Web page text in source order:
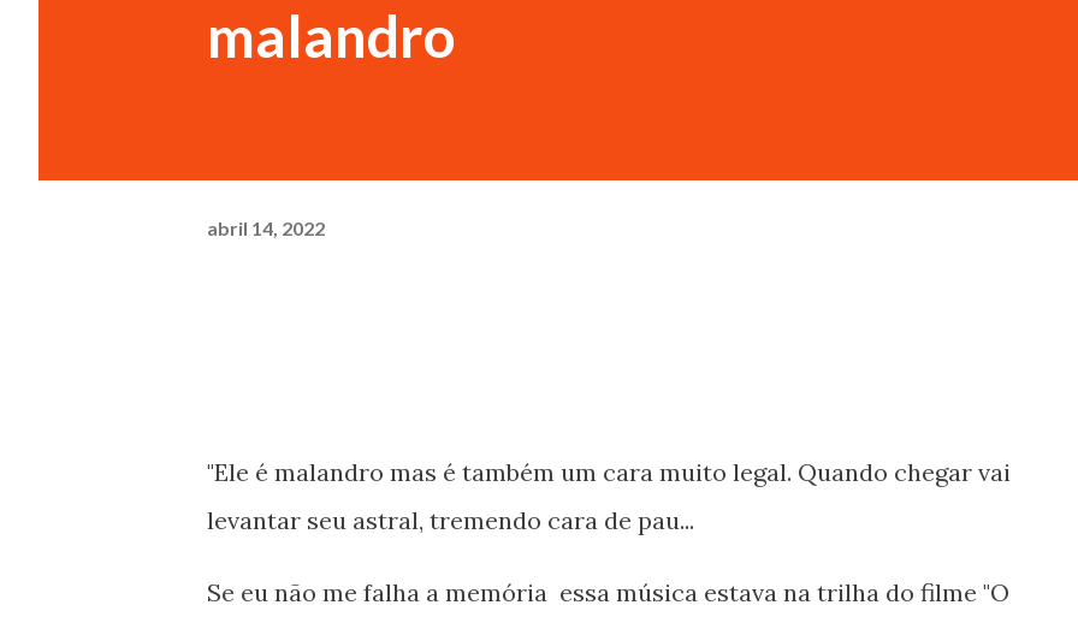
malandro
abril 14, 2022
"Ele é malandro mas é também um cara muito legal. Quando chegar vai
levantar seu astral, tremendo cara de pau...
Se eu não me falha a memória essa música estava na trilha do filme "O